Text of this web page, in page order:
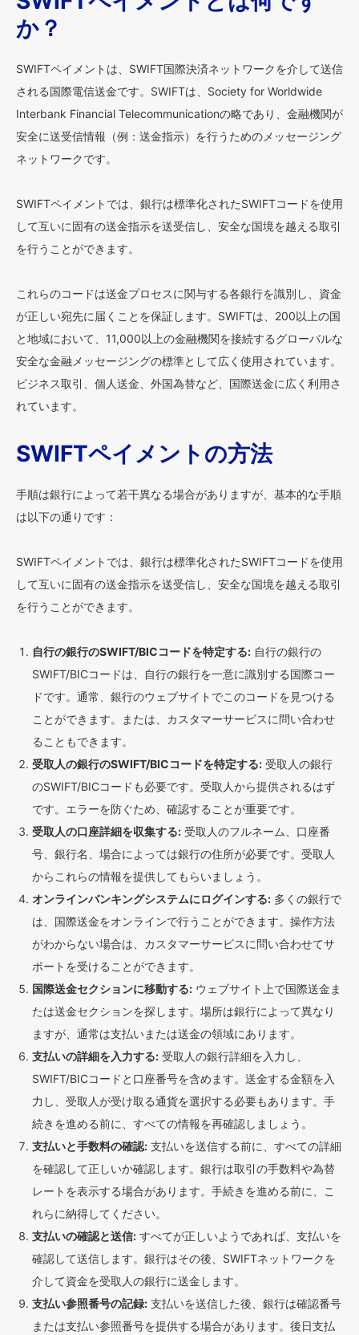
か？
SWIFTペイメントは、SWIFT国際決済ネットワークを介して送信
される国際電信送金です。SWIFTは、Society for Worldwide
Interbank Financial Telecommunicationの略であり、金融機関が
安全に送受信情報（例：送金指示）を行うためのメッセージング
ネットワークです。
SWIFTペイメントでは、銀行は標準化されたSWIFTコードを使用
して互いに固有の送金指示を送受信し、安全な国境を越える取引
を行うことができます。
これらのコードは送金プロセスに関与する各銀行を識別し、資金
が正しい宛先に届くことを保証します。SWIFTは、200以上の国
と地域において、11,000以上の金融機関を接続するグローバルな
安全な金融メッセージングの標準として広く使用されています。
ビジネス取引、個人送金、外国為替など、国際送金に広く利用さ
れています。
SWIFTペイメントの方法
手順は銀行によって若干異なる場合がありますが、基本的な手順
は以下の通りです：
SWIFTペイメントでは、銀行は標準化されたSWIFTコードを使用
して互いに固有の送金指示を送受信し、安全な国境を越える取引
を行うことができます。
自行の銀行のSWIFT/BICコードを特定する: 自行の銀行の
SWIFT/BICコードは、自行の銀行を一意に識別する国際コー
ドです。通常、銀行のウェブサイトでこのコードを見つける
ことができます。または、カスタマーサービスに問い合わせ
ることもできます。
受取人の銀行のSWIFT/BICコードを特定する: 受取人の銀行
のSWIFT/BICコードも必要です。受取人から提供されるはず
です。エラーを防ぐため、確認することが重要です。
受取人の口座詳細を収集する: 受取人のフルネーム、口座番
号、銀行名、場合によっては銀行の住所が必要です。受取人
からこれらの情報を提供してもらいましょう。
オンラインバンキングシステムにログインする: 多くの銀行で
は、国際送金をオンラインで行うことができます。操作方法
がわからない場合は、カスタマーサービスに問い合わせてサ
ポートを受けることができます。
国際送金セクションに移動する: ウェブサイト上で国際送金ま
たは送金セクションを探します。場所は銀行によって異なり
ますが、通常は支払いまたは送金の領域にあります。
支払いの詳細を入力する: 受取人の銀行詳細を入力し、
SWIFT/BICコードと口座番号を含めます。送金する金額を入
力し、受取人が受け取る通貨を選択する必要もあります。手
続きを進める前に、すべての情報を再確認しましょう。
支払いと手数料の確認: 支払いを送信する前に、すべての詳細
を確認して正しいか確認します。銀行は取引の手数料や為替
レートを表示する場合があります。手続きを進める前に、こ
れらに納得してください。
支払いの確認と送信: すべてが正しいようであれば、支払いを
確認して送信します。銀行はその後、SWIFTネットワークを
介して資金を受取人の銀行に送金します。
支払い参照番号の記録: 支払いを送信した後、銀行は確認番号
または支払い参照番号を提供する場合があります。後日支払